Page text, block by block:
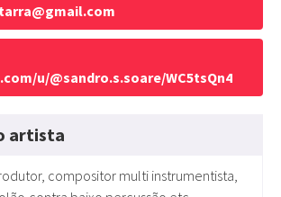
u/@sandro.s.soare/WC5tsQn4
artista
compositor multi instrumentista,